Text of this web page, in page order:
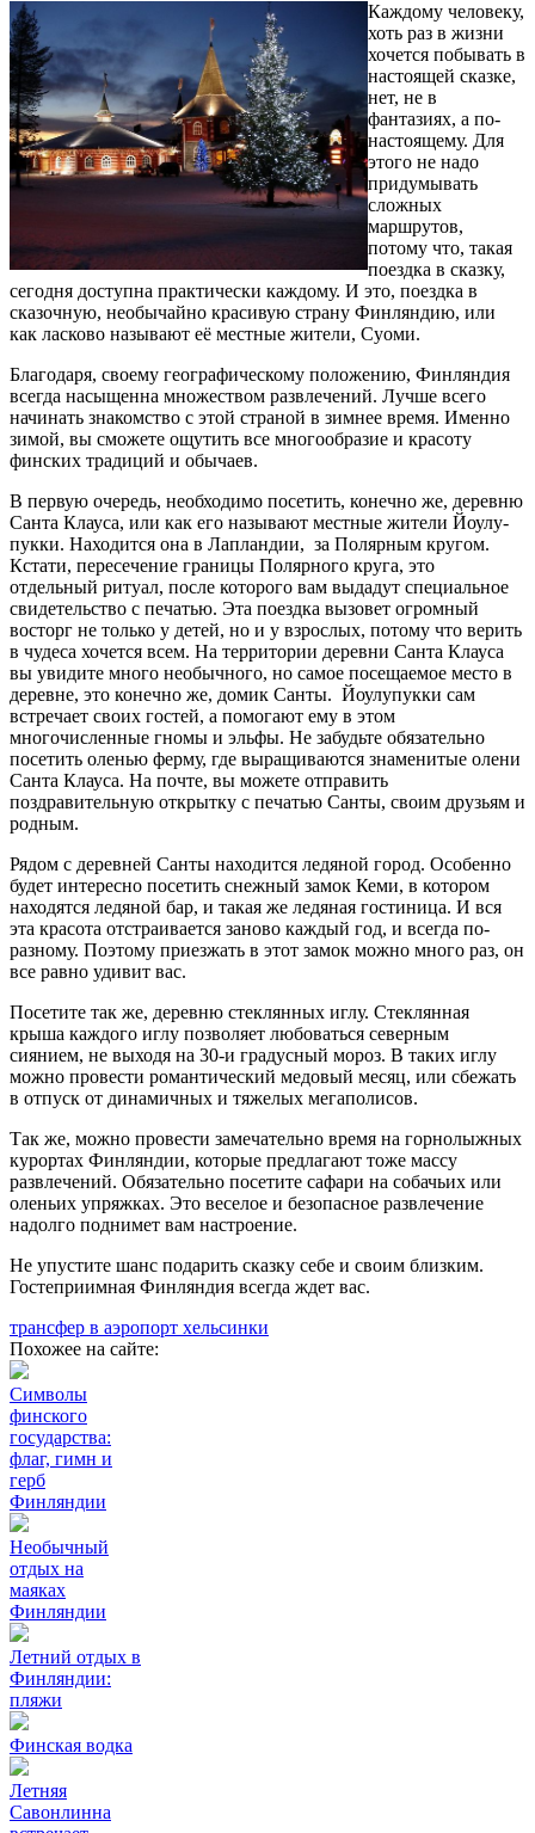
Каждому человеку,
хоть раз в жизни
хочется побывать в
настоящей сказке,
нет, не в
фантазиях, а по-
настоящему. Для
этого не надо
придумывать
сложных
маршрутов,
потому что, такая
поездка в сказку,
сегодня доступна практически каждому. И это, поездка в
сказочную, необычайно красивую страну Финляндию, или
как ласково называют её местные жители, Суоми.
Благодаря, своему географическому положению, Финляндия
всегда насыщенна множеством развлечений. Лучше всего
начинать знакомство с этой страной в зимнее время. Именно
зимой, вы сможете ощутить все многообразие и красоту
финских традиций и обычаев.
В первую очередь, необходимо посетить, конечно же, деревню
Санта Клауса, или как его называют местные жители Йоулу­­
пук­ки. Находится она в Лапландии, за Полярным кругом.
Кстати, пересечение границы Полярного круга, это
отдельный ритуал, после которого вам выдадут специальное
свидетельство с печатью. Эта поездка вызовет огромный
восторг не только у детей, но и у взрослых, потому что верить
в чудеса хочется всем. На территории деревни Санта Клауса
вы увидите много необычного, но самое посещаемое место в
деревне, это конечно же, домик Санты. Йоулу­­пук­ки сам
встречает своих гостей, а помогают ему в этом
многочисленные гномы и эльфы. Не забудьте обязательно
посетить оленью ферму, где выращиваются знаменитые олени
Санта Клауса. На почте, вы можете отправить
поздравительную открытку с печатью Санты, своим друзьям и
родным.
Рядом с деревней Санты находится ледяной город. Особенно
будет интересно посетить снежный замок Кеми, в котором
находятся ледяной бар, и такая же ледяная гостиница. И вся
эта красота отстраивается заново каждый год, и всегда по-
разному. Поэтому приезжать в этот замок можно много раз, он
все равно удивит вас.
Посетите так же, деревню стеклянных иглу. Стеклянная
крыша каждого иглу позволяет любоваться северным
сиянием, не выходя на 30-и градусный мороз. В таких иглу
можно провести романтический медовый месяц, или сбежать
в отпуск от динамичных и тяжелых мегаполисов.
Так же, можно провести замечательно время на горнолыжных
курортах Финляндии, которые предлагают тоже массу
развлечений. Обязательно посетите сафари на собачьих или
оленьих упряжках. Это веселое и безопасное развлечение
надолго поднимет вам настроение.
Не упустите шанс подарить сказку себе и своим близким.
Гостеприимная Финляндия всегда ждет вас.
трансфер в аэропорт хельсинки
Похожее на сайте:
Символы
финского
государства:
флаг, гимн и
герб
Финляндии
Необычный
отдых на
маяках
Финляндии
Летний отдых в
Финляндии:
пляжи
Финская водка
Летняя
Савонлинна